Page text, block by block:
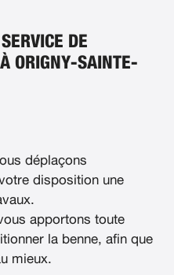
DE
ORIGNY-SAINTE-
déplaçons
disposition une
apportons toute
la benne, afin que
mieux.